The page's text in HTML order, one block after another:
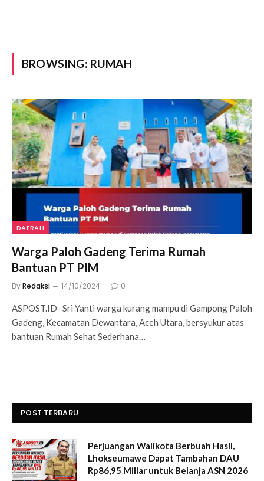
BROWSING: RUMAH
DAERAH
Warga Paloh Gadeng Terima Rumah
Bantuan PT PIM
ByRedaksi 14/10/2024 0
ASPOST.ID- Sri Yanti warga kurang mampu di Gampong Paloh
Gadeng, Kecamatan Dewantara, Aceh Utara, bersyukur atas
bantuan Rumah Sehat Sederhana…
POST TERBARU
Perjuangan Walikota Berbuah Hasil,
Lhokseumawe Dapat Tambahan DAU
Rp86,95 Miliar untuk Belanja ASN 2026